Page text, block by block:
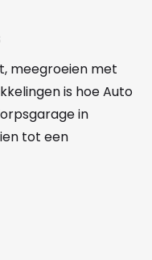
meegroeien met
is hoe Auto
in
tot een